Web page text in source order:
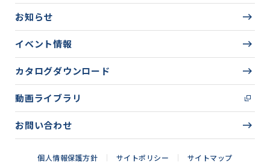
お知らせ
イベント情報
カタログダウンロード
動画ライブラリ
お問い合わせ
個人情報保護方針 サイトポリシー サイトマップ